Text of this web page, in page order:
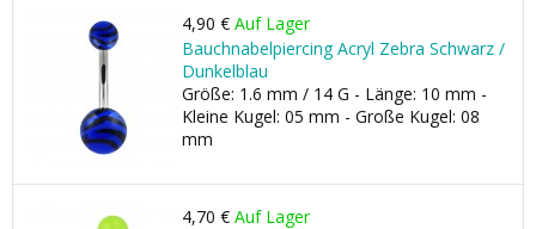
4,90 € Auf Lager
Bauchnabelpiercing Acryl Zebra Schwarz /
Dunkelblau
Größe: 1.6 mm / 14 G - Länge: 10 mm -
Kleine Kugel: 05 mm - Große Kugel: 08
mm
4,70 € Auf Lager